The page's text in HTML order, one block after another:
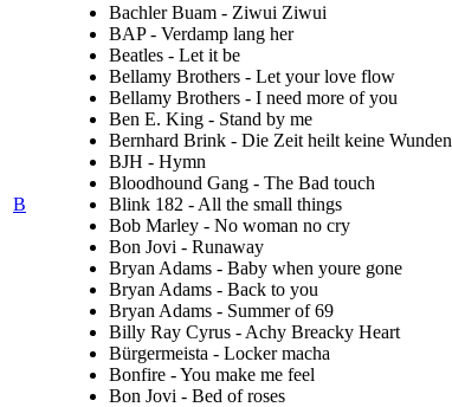
B
Bachler Buam - Ziwui Ziwui
BAP - Verdamp lang her
Beatles - Let it be
Bellamy Brothers - Let your love flow
Bellamy Brothers - I need more of you
Ben E. King - Stand by me
Bernhard Brink - Die Zeit heilt keine Wunden
BJH - Hymn
Bloodhound Gang - The Bad touch
Blink 182 - All the small things
Bob Marley - No woman no cry
Bon Jovi - Runaway
Bryan Adams - Baby when youre gone
Bryan Adams - Back to you
Bryan Adams - Summer of 69
Billy Ray Cyrus - Achy Breacky Heart
Bürgermeista - Locker macha
Bonfire - You make me feel
Bon Jovi - Bed of roses